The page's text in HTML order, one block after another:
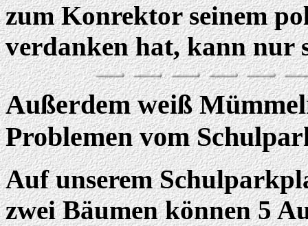
zum Konrektor seinem
verdanken hat, kann nur
Außerdem weiß
Problemen vom
Auf unserem
zwei Bäumen können 5